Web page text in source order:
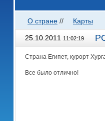
О стране // Карты
25.10.2011 11:02:19
Страна Египет, курорт
Все было отлично!